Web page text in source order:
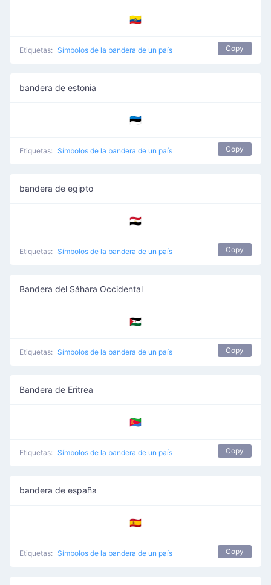
🇪🇨
Etiquetas: Símbolos de la bandera de un país Copy
bandera de estonia
🇪🇪
Etiquetas: Símbolos de la bandera de un país Copy
bandera de egipto
🇪🇬
Etiquetas: Símbolos de la bandera de un país Copy
Bandera del Sáhara Occidental
🇪🇭
Etiquetas: Símbolos de la bandera de un país Copy
Bandera de Eritrea
🇪🇷
Etiquetas: Símbolos de la bandera de un país Copy
bandera de españa
🇪🇸
Etiquetas: Símbolos de la bandera de un país Copy